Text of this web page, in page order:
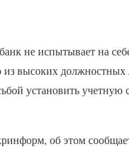
не испытывает на
из высоких
установить учетную
об этом